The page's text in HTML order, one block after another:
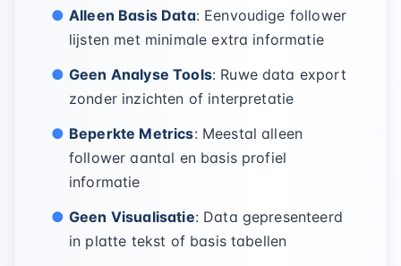
Alleen Basis Data: Eenvoudige follower
lijsten met minimale extra informatie
Geen Analyse Tools: Ruwe data export
zonder inzichten of interpretatie
Beperkte Metrics: Meestal alleen
follower aantal en basis profiel
informatie
Geen Visualisatie: Data gepresenteerd
in platte tekst of basis tabellen